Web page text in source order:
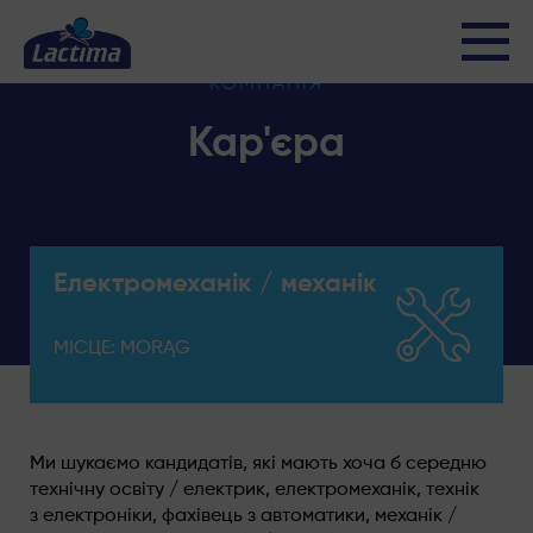
Електромеханік /
механік
КОМПАНІЯ
Кар'єра
Електромеханік / механік
МІСЦЕ: MORĄG
Ми шукаємо кандидатів, які мають хоча б середню
технічну освіту / електрик, електромеханік, технік
з електроніки, фахівець з автоматики, механік /